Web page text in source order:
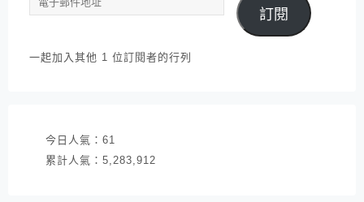
子
件
訂閱
一起加入其他 1 位訂閱者的行列
今日人氣： 61
累計人氣： 5,283,912